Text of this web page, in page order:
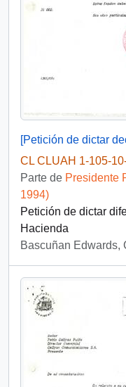
CL CLUAH 1-105-
Parte de Presidente
1994)
Petición de dictar
Hacienda
Bascuñan Edwards,